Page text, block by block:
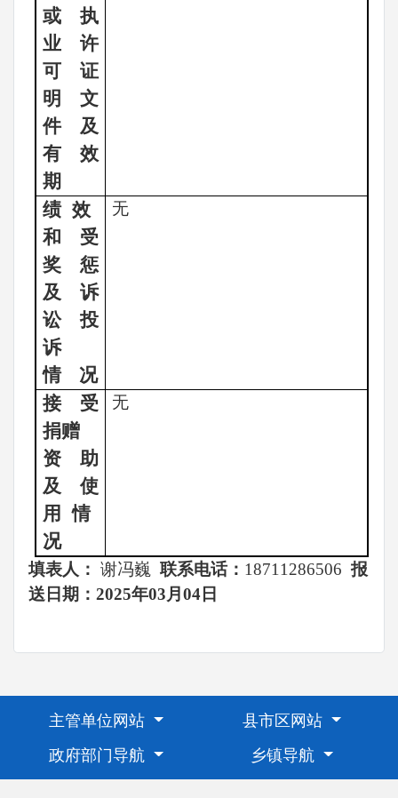
或执
业许
可证
明文
件及
有效
期
绩 效
和受
奖惩
及诉
讼投
诉
情
况
无
接受
捐赠
资助
及使
用
情
况
无
填表人： 谢冯巍 联系电话： 18711286506报
送日期： 2025年03月04日
主管单位网站
县市区网站
政府部门导航
乡镇导航